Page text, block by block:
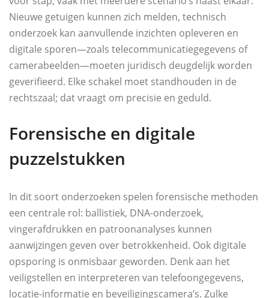
Nieuwe getuigen kunnen zich melden, technisch
onderzoek kan aanvullende inzichten opleveren en
digitale sporen—zoals telecommunicatiegegevens of
camerabeelden—moeten juridisch deugdelijk worden
geverifieerd. Elke schakel moet standhouden in de
rechtszaal; dat vraagt om precisie en geduld.
Forensische en digitale
puzzelstukken
In dit soort onderzoeken spelen forensische methoden
een centrale rol: ballistiek, DNA-onderzoek,
vingerafdrukken en patroonanalyses kunnen
aanwijzingen geven over betrokkenheid. Ook digitale
opsporing is onmisbaar geworden. Denk aan het
veiligstellen en interpreteren van telefoongegevens,
locatie-informatie en beveiligingscamera’s. Zulke